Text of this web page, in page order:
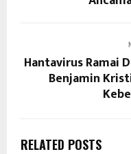
Hantavirus Ramai
Benjamin
RELATED POSTS